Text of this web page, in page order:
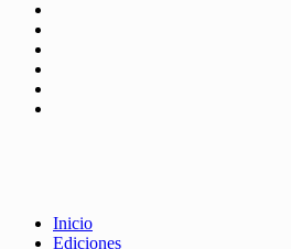
Inicio
Ediciones